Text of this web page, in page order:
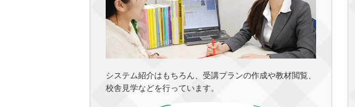
システム紹介はもちろん、受講プランの作成や教材閲覧、
校舎見学などを行っています。